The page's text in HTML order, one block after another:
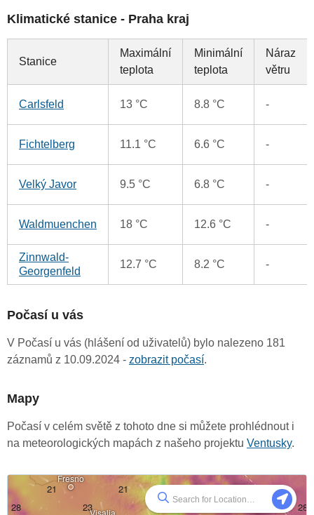
Klimatické stanice - Praha kraj
Stanice
Maximální
teplota
Minimální
teplota
Náraz
větru
Carlsfeld 13 °C 8.8 °C -
Fichtelberg 11.1 °C 6.6 °C -
Velký Javor 9.5 °C 6.8 °C -
Waldmuenchen 18 °C 12.6 °C -
Zinnwald-
Georgenfeld
12.7 °C 8.2 °C -
Počasí u vás
V Počasí u vás (hlášení od uživatelů) bylo nalezeno 181
záznamů z 10.09.2024 - zobrazit počasí.
Mapy
Počasí v celém světě z tohoto dne si můžete prohlédnout i
na meteorologických mapách z našeho projektu Ventusky.